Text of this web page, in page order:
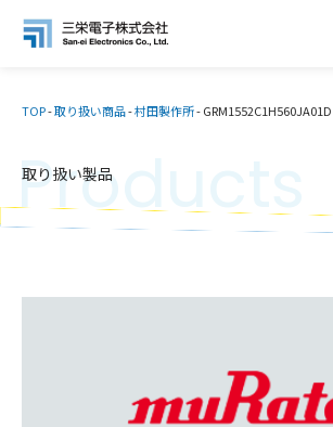
TOP-取り扱い商品-村田製作所-GRM1552C1H560JA01D
取り扱い製品
Products